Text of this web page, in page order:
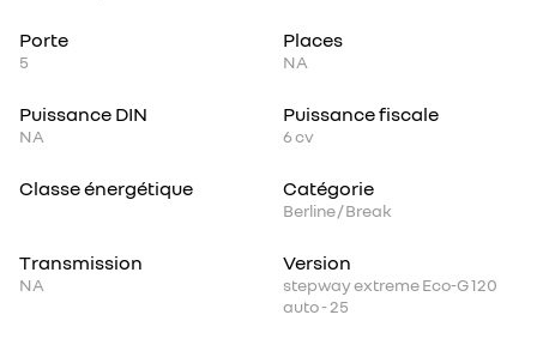
Porte
5
Places
NA
Puissance DIN
NA
Puissance fiscale
6cv
Classe énergétique Catégorie
Berline / Break
Transmission
NA
Version
stepway extreme Eco-G 120
auto - 25